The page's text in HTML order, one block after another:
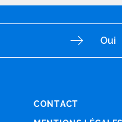
Oui
CONTACT